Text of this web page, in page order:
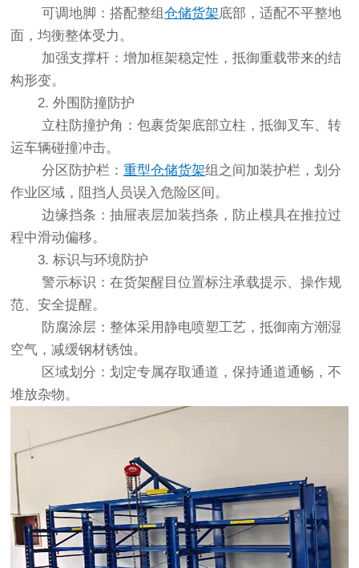
可调地脚：搭配整组仓储货架底部，适配不平整地
面，均衡整体受力。
加强支撑杆：增加框架稳定性，抵御重载带来的结
构形变。
2. 外围防撞防护
立柱防撞护角：包裹货架底部立柱，抵御叉车、转
运车辆碰撞冲击。
分区防护栏：重型仓储货架组之间加装护栏，划分
作业区域，阻挡人员误入危险区间。
边缘挡条：抽屉表层加装挡条，防止模具在推拉过
程中滑动偏移。
3. 标识与环境防护
警示标识：在货架醒目位置标注承载提示、操作规
范、安全提醒。
防腐涂层：整体采用静电喷塑工艺，抵御南方潮湿
空气，减缓钢材锈蚀。
区域划分：划定专属存取通道，保持通道通畅，不
堆放杂物。